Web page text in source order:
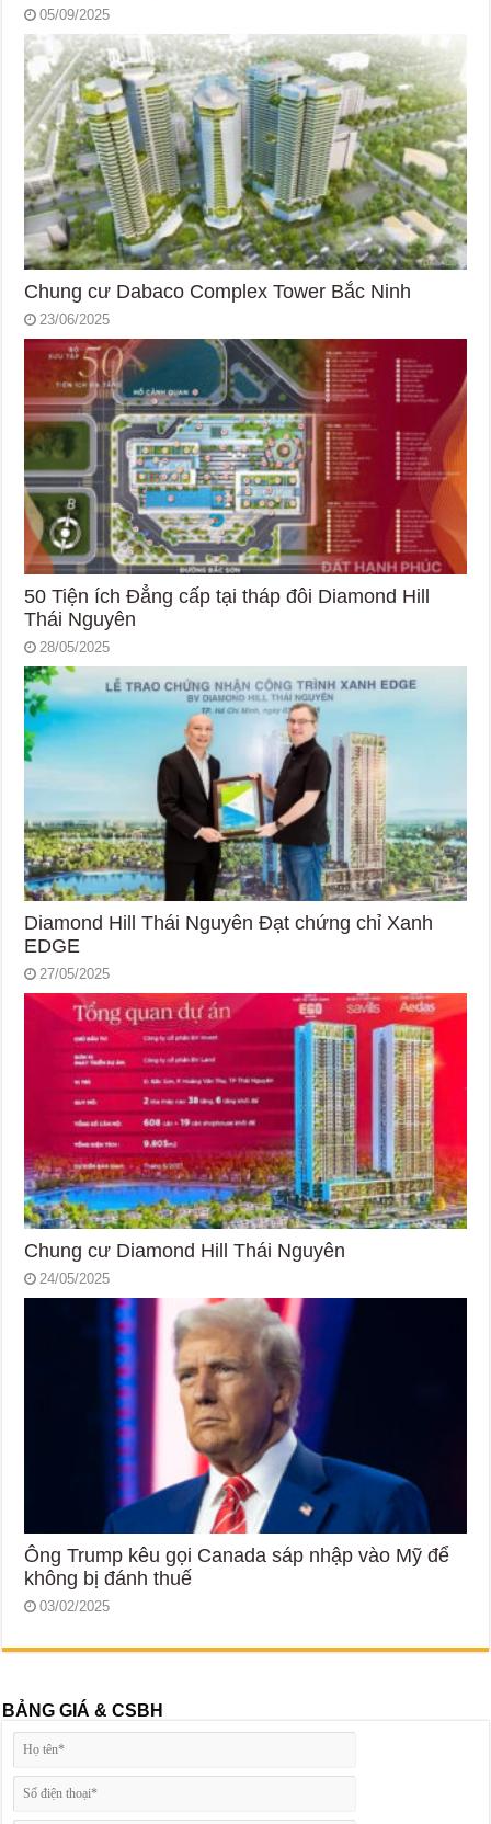
05/09/2025
Chung cư Dabaco Complex Tower Bắc Ninh
23/06/2025
50 Tiện ích Đẳng cấp tại tháp đôi Diamond Hill
Thái Nguyên
28/05/2025
Diamond Hill Thái Nguyên Đạt chứng chỉ Xanh
EDGE
27/05/2025
Chung cư Diamond Hill Thái Nguyên
24/05/2025
Ông Trump kêu gọi Canada sáp nhập vào Mỹ để
không bị đánh thuế
03/02/2025
BẢNG GIÁ & CSBH